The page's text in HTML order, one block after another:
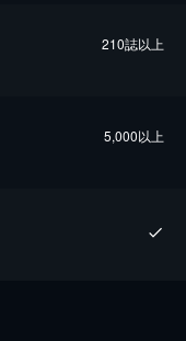
210誌以上
5,000以上